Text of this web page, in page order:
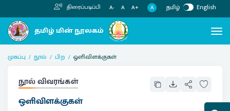
திரைப்படிப்பி A- A A+ A தமிழ் English
முகப்பு நூல் பிற ஒளிவிளக்குகள்
நூல் விவரங்கள்
ஒளிவிளக்குகள்